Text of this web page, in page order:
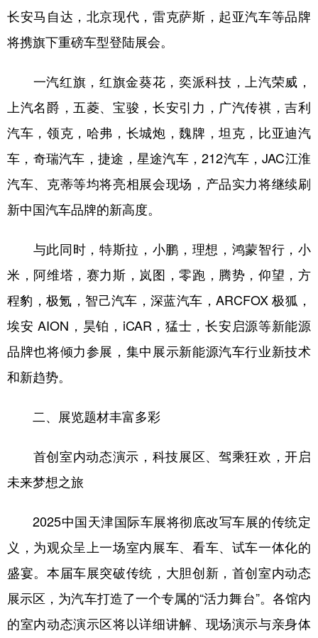
长安马自达，北京现代，雷克萨斯，起亚汽车等品牌
将携旗下重磅车型登陆展会。
一汽红旗，红旗金葵花，奕派科技，上汽荣威，
上汽名爵，五菱、宝骏，长安引力，广汽传祺，吉利
汽车，领克，哈弗，长城炮，魏牌，坦克，比亚迪汽
车，奇瑞汽车，捷途，星途汽车，212汽车，JAC江淮
汽车、克蒂等均将亮相展会现场，产品实力将继续刷
新中国汽车品牌的新高度。
与此同时，特斯拉，小鹏，理想，鸿蒙智行，小
米，阿维塔，赛力斯，岚图，零跑，腾势，仰望，方
程豹，极氪，智己汽车，深蓝汽车，ARCFOX 极狐，
埃安 AION，昊铂，iCAR，猛士，长安启源等新能源
品牌也将倾力参展，集中展示新能源汽车行业新技术
和新趋势。
二、展览题材丰富多彩
首创室内动态演示，科技展区、驾乘狂欢，开启
未来梦想之旅
2025中国天津国际车展将彻底改写车展的传统定
义，为观众呈上一场室内展车、看车、试车一体化的
盛宴。本届车展突破传统，大胆创新，首创室内动态
展示区，为汽车打造了一个专属的“活力舞台”。各馆内
的室内动态演示区将以详细讲解、现场演示与亲身体